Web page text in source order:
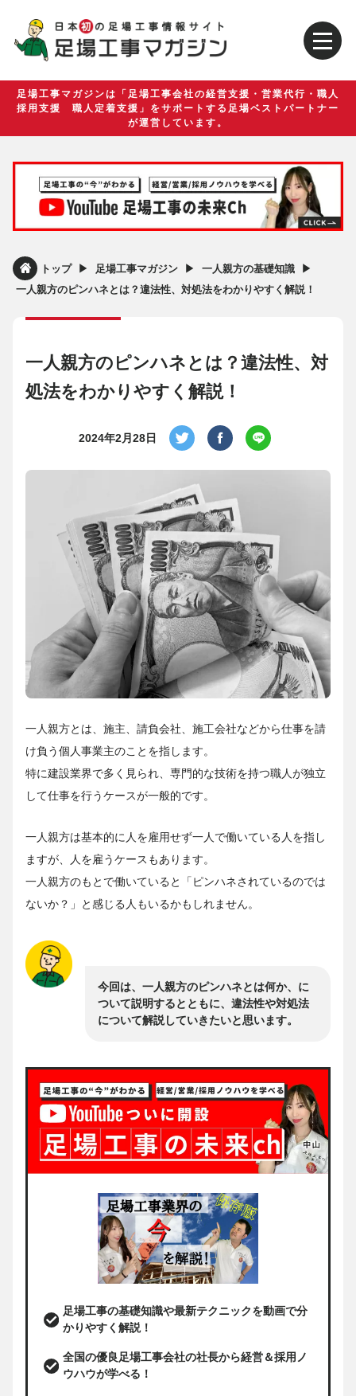
足場工事マガジンは「足場工事会社の経営支援・営業代行・職人
採用支援 職人定着支援」をサポートする足場ベストパートナー
が運営しています。
トップ ▶︎ 足場工事マガジン ▶︎ 一人親方の基礎知識 ▶︎
一人親方のピンハネとは？違法性、対処法をわかりやすく解説！
一人親方のピンハネとは？違法性、対
処法をわかりやすく解説！
2024年2月28日
一人親方とは、施主、請負会社、施工会社などから仕事を請
け負う個人事業主のことを指します。
特に建設業界で多く見られ、専門的な技術を持つ職人が独立
して仕事を行うケースが一般的です。
一人親方は基本的に人を雇用せず一人で働いている人を指し
ますが、人を雇うケースもあります。
一人親方のもとで働いていると「ピンハネされているのでは
ないか？」と感じる人もいるかもしれません。
今回は、一人親方のピンハネとは何か、に
ついて説明するとともに、違法性や対処法
について解説していきたいと思います。
足場工事の基礎知識や最新テクニックを動画で分
かりやすく解説！
全国の優良足場工事会社の社長から経営＆採用ノ
ウハウが学べる！